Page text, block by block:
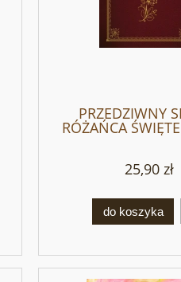
PRZEDZIWNY
RÓŻAŃCA
Ludwik de
25,90 zł
do koszyka